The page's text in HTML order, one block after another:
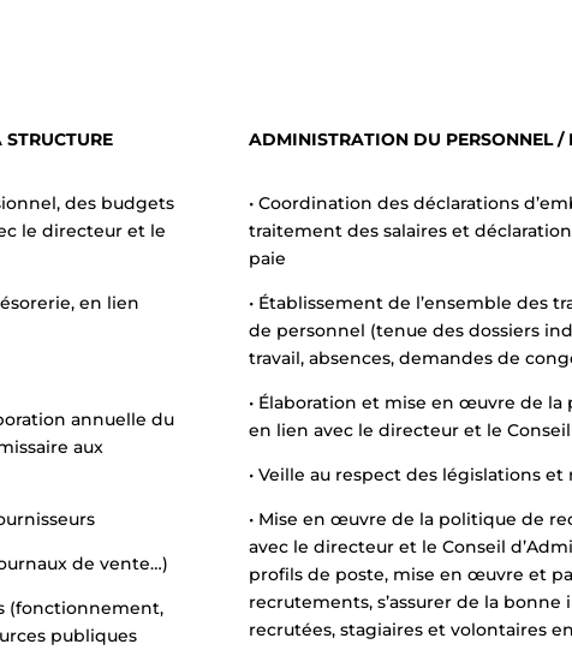
des budgets
le directeur et le
en lien
annuelle du
aux
de vente…)
(fonctionnement,
publiques
ADMINISTRATION DU PERSONNEL /
• Coordination des déclarations
traitement des salaires et
paie
• Établissement de l’ensemble des
de personnel (tenue des dossiers
travail, absences, demandes de
• Élaboration et mise en œuvre de
en lien avec le directeur et le
• Veille au respect des législations
• Mise en œuvre de la politique de
avec le directeur et le Conseil
profils de poste, mise en œuvre et
recrutements, s’assurer de la
recrutées, stagiaires et volontaires